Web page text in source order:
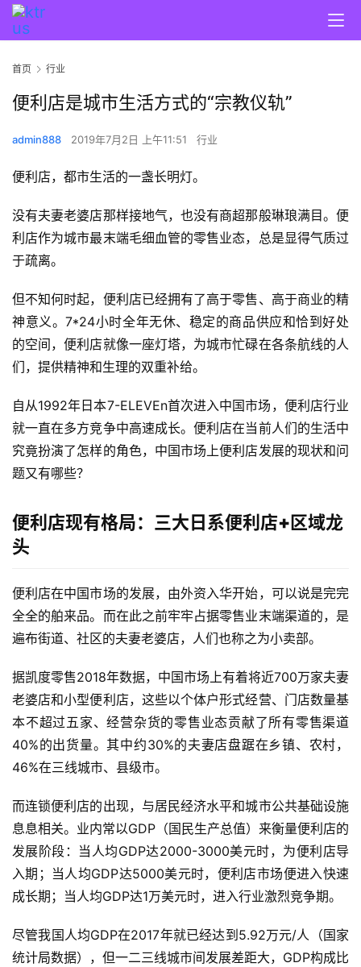
首页 行业
便利店是城市生活方式的“宗教仪轨”
admin888 2019年7月2日 上午11:51 行业
便利店，都市生活的一盏长明灯。
没有夫妻老婆店那样接地气，也没有商超那般琳琅满目。便
利店作为城市最末端毛细血管的零售业态，总是显得气质过
于疏离。
但不知何时起，便利店已经拥有了高于零售、高于商业的精
神意义。7*24小时全年无休、稳定的商品供应和恰到好处
的空间，便利店就像一座灯塔，为城市忙碌在各条航线的人
们，提供精神和生理的双重补给。
自从1992年日本7-ELEVEn首次进入中国市场，便利店行业
就一直在多方竞争中高速成长。便利店在当前人们的生活中
究竟扮演了怎样的角色，中国市场上便利店发展的现状和问
题又有哪些？
便利店现有格局：三大日系便利店+区域龙
头
便利店在中国市场的发展，由外资入华开始，可以说是完完
全全的舶来品。而在此之前牢牢占据零售业末端渠道的，是
遍布街道、社区的夫妻老婆店，人们也称之为小卖部。
据凯度零售2018年数据，中国市场上有着将近700万家夫妻
老婆店和小型便利店，这些以个体户形式经营、门店数量基
本不超过五家、经营杂货的零售业态贡献了所有零售渠道
40%的出货量。其中约30%的夫妻店盘踞在乡镇、农村，
46%在三线城市、县级市。
而连锁便利店的出现，与居民经济水平和城市公共基础设施
息息相关。业内常以GDP（国民生产总值）来衡量便利店的
发展阶段：当人均GDP达2000-3000美元时，为便利店导
入期；当人均GDP达5000美元时，便利店市场便进入快速
成长期；当人均GDP达1万美元时，进入行业激烈竞争期。
尽管我国人均GDP在2017年就已经达到5.92万元/人（国家
统计局数据），但一二三线城市间发展差距大，GDP构成比